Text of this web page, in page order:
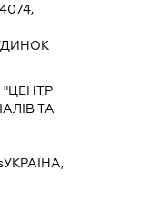
"ЦЕНТР
ТА
УКРАЇНА,